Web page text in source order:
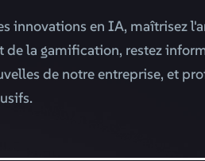
innovations en IA, maîtrisez
de la gamification, restez
de notre entreprise, et